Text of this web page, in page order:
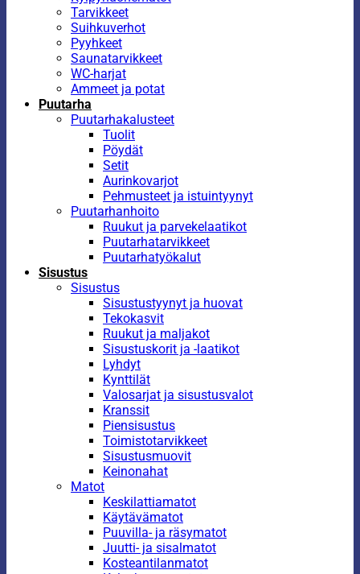
Tarvikkeet
Suihkuverhot
Pyyhkeet
Saunatarvikkeet
WC-harjat
Ammeet ja potat
Puutarha
Puutarhakalusteet
Tuolit
Pöydät
Setit
Aurinkovarjot
Pehmusteet ja istuintyynyt
Puutarhanhoito
Ruukut ja parvekelaatikot
Puutarhatarvikkeet
Puutarhatyökalut
Sisustus
Sisustus
Sisustustyynyt ja huovat
Tekokasvit
Ruukut ja maljakot
Sisustuskorit ja -laatikot
Lyhdyt
Kynttilät
Valosarjat ja sisustusvalot
Kranssit
Piensisustus
Toimistotarvikkeet
Sisustusmuovit
Keinonahat
Matot
Keskilattiamatot
Käytävämatot
Puuvilla- ja räsymatot
Juutti- ja sisalmatot
Kosteantilanmatot